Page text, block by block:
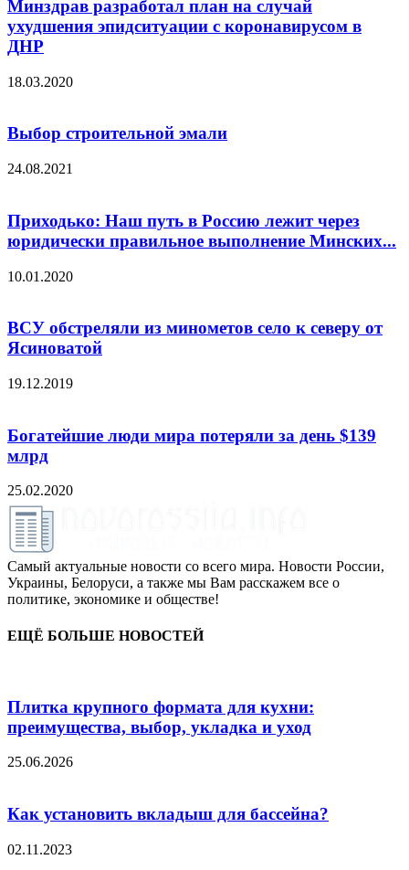
Минздрав разработал план на случай
ухудшения эпидситуации с коронавирусом в
ДНР
18.03.2020
Выбор строительной эмали
24.08.2021
Приходько: Наш путь в Россию лежит через
юридически правильное выполнение Минских...
10.01.2020
ВСУ обстреляли из минометов село к северу от
Ясиноватой
19.12.2019
Богатейшие люди мира потеряли за день $139
млрд
25.02.2020
Самый актуальные новости со всего мира. Новости России,
Украины, Белоруси, а также мы Вам расскажем все о
политике, экономике и обществе!
ЕЩЁ БОЛЬШЕ НОВОСТЕЙ
Плитка крупного формата для кухни:
преимущества, выбор, укладка и уход
25.06.2026
Как установить вкладыш для бассейна?
02.11.2023